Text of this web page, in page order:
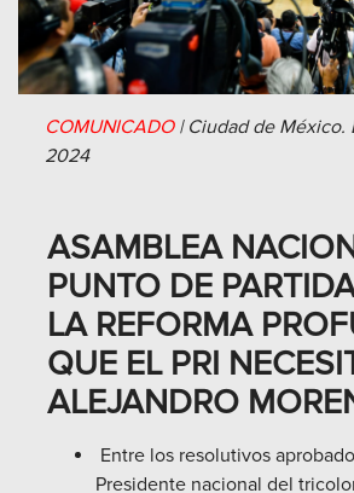
COMUNICADO| Ciudad de México.
2024
ASAMBLEA
PUNTO DE
LA REFORMA
QUE EL PRI
ALEJANDRO
Entre los resolutivos
Presidente nacional del